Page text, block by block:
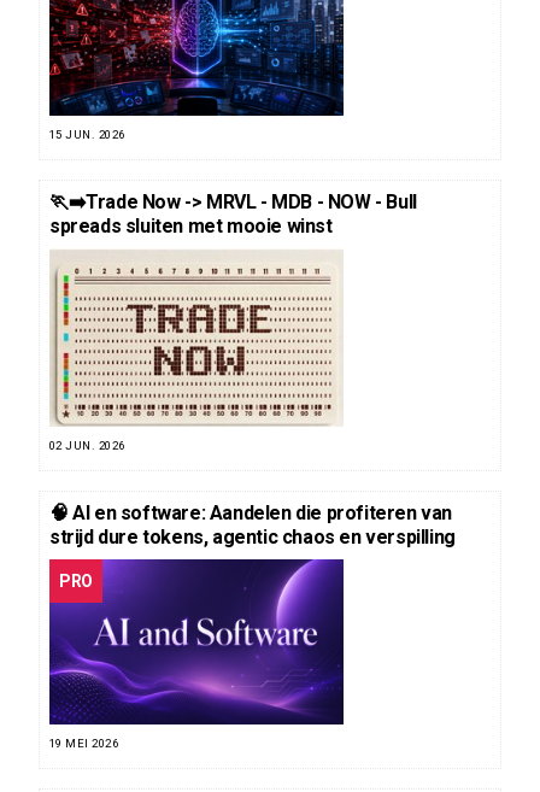
15 JUN. 2026
🏃‍➡️Trade Now -> MRVL - MDB - NOW - Bull
spreads sluiten met mooie winst
02 JUN. 2026
🧠 AI en software: Aandelen die profiteren van
strijd dure tokens, agentic chaos en verspilling
PRO
19 MEI 2026